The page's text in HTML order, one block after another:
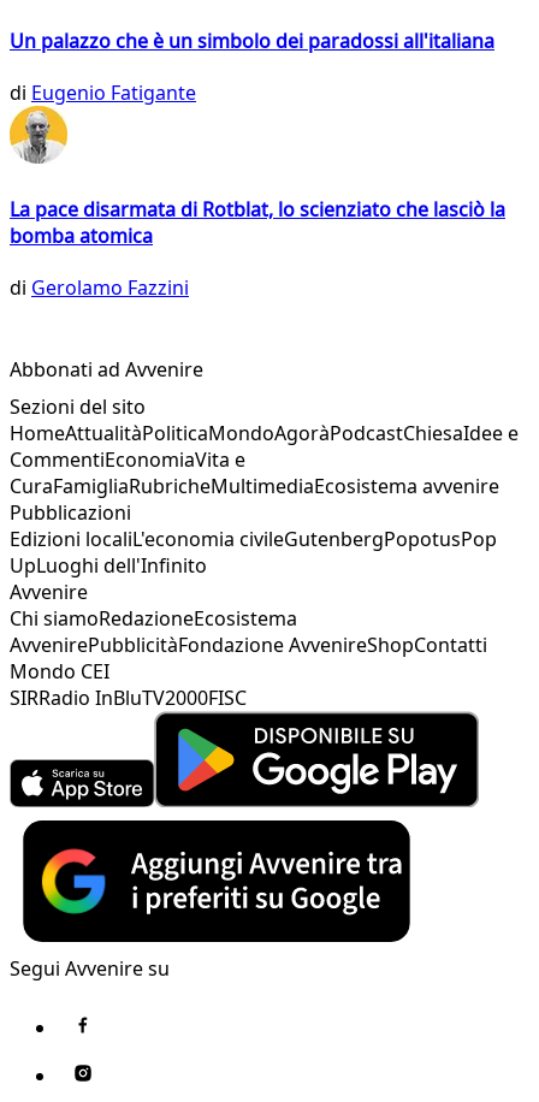
Un palazzo che è un simbolo dei paradossi all'italiana
di Eugenio Fatigante
La pace disarmata di Rotblat, lo scienziato che lasciò la
bomba atomica
di Gerolamo Fazzini
Abbonati ad Avvenire
Sezioni del sito
HomeAttualitàPoliticaMondoAgoràPodcastChiesaIdee e
CommentiEconomiaVita e
CuraFamigliaRubricheMultimediaEcosistema avvenire
Pubblicazioni
Edizioni localiL'economia civileGutenbergPopotusPop
UpLuoghi dell'Infinito
Avvenire
Chi siamoRedazioneEcosistema
AvvenirePubblicitàFondazione AvvenireShopContatti
Mondo CEI
SIRRadio InBluTV2000FISC
Segui Avvenire su